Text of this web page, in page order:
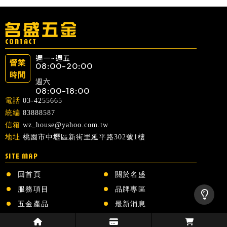
03-4255665
08:00-20:00
週六
08:00-18:00
83888587
wz_house@yahoo.com.tw
桃園市中壢區新街里延平路302號1樓
回首頁
關於名盛
服務項目
品牌專區
五金產品
最新消息
聯絡我們